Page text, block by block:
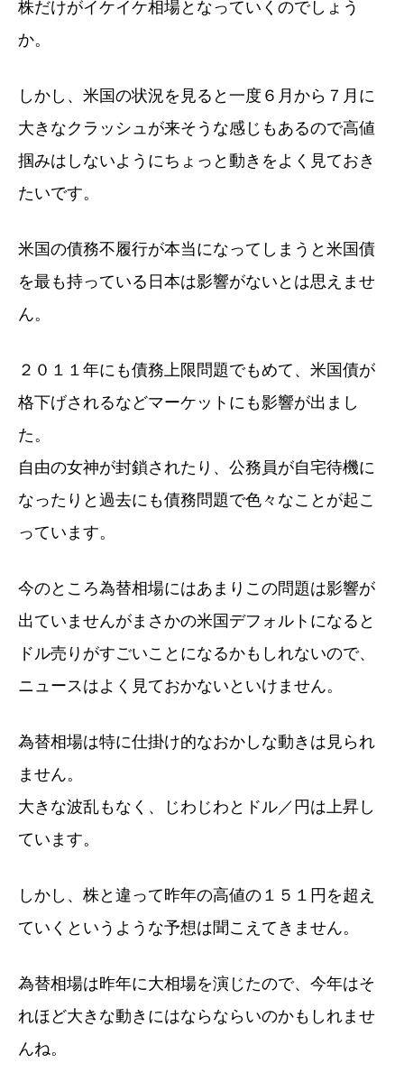
株だけがイケイケ相場となっていくのでしょう
か。
しかし、米国の状況を見ると一度６月から７月に
大きなクラッシュが来そうな感じもあるので高値
掴みはしないようにちょっと動きをよく見ておき
たいです。
米国の債務不履行が本当になってしまうと米国債
を最も持っている日本は影響がないとは思えませ
ん。
２０１１年にも債務上限問題でもめて、米国債が
格下げされるなどマーケットにも影響が出まし
た。
自由の女神が封鎖されたり、公務員が自宅待機に
なったりと過去にも債務問題で色々なことが起こ
っています。
今のところ為替相場にはあまりこの問題は影響が
出ていませんがまさかの米国デフォルトになると
ドル売りがすごいことになるかもしれないので、
ニュースはよく見ておかないといけません。
為替相場は特に仕掛け的なおかしな動きは見られ
ません。
大きな波乱もなく、じわじわとドル／円は上昇し
ています。
しかし、株と違って昨年の高値の１５１円を超え
ていくというような予想は聞こえてきません。
為替相場は昨年に大相場を演じたので、今年はそ
れほど大きな動きにはならならいのかもしれませ
んね。